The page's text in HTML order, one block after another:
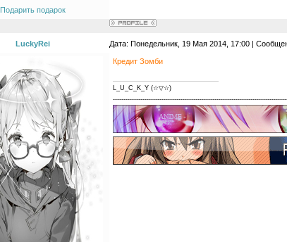
Подарить подарок
LuckyRei Дата: Понедельник, 19 Мая 2014, 17:00 |
Кредит Зомби
L_U_C_K_Y (☆▽☆)